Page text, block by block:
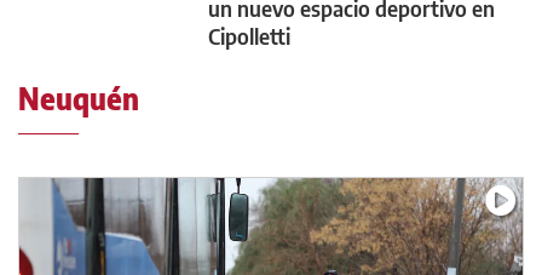
un nuevo espacio deportivo en
Cipolletti
Neuquén